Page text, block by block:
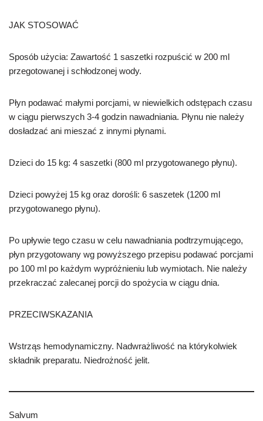
JAK STOSOWAĆ
Sposób użycia: Zawartość 1 saszetki rozpuścić w 200 ml
przegotowanej i schłodzonej wody.
Płyn podawać małymi porcjami, w niewielkich odstępach czasu
w ciągu pierwszych 3-4 godzin nawadniania. Płynu nie należy
dosładzać ani mieszać z innymi płynami.
Dzieci do 15 kg: 4 saszetki (800 ml przygotowanego płynu).
Dzieci powyżej 15 kg oraz dorośli: 6 saszetek (1200 ml
przygotowanego płynu).
Po upływie tego czasu w celu nawadniania podtrzymującego,
płyn przygotowany wg powyższego przepisu podawać porcjami
po 100 ml po każdym wypróżnieniu lub wymiotach. Nie należy
przekraczać zalecanej porcji do spożycia w ciągu dnia.
PRZECIWSKAZANIA
Wstrząs hemodynamiczny. Nadwrażliwość na którykolwiek
składnik preparatu. Niedrożność jelit.
Salvum